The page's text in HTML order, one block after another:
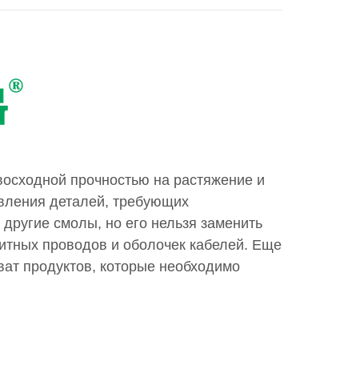
прочностью на растяжение и
деталей, требующих
смолы, но его нельзя заменить
проводов и оболочек кабелей. Еще
продуктов, которые необходимо